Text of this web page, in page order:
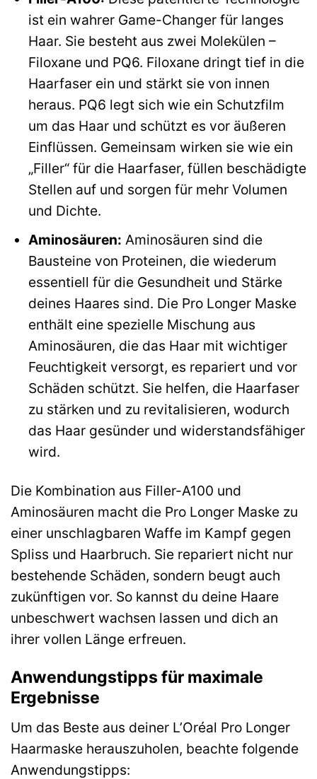
ist ein wahrer Game-Changer für langes
Haar. Sie besteht aus zwei Molekülen –
Filoxane und PQ6. Filoxane dringt tief in die
Haarfaser ein und stärkt sie von innen
heraus. PQ6 legt sich wie ein Schutzfilm
um das Haar und schützt es vor äußeren
Einflüssen. Gemeinsam wirken sie wie ein
„Filler“ für die Haarfaser, füllen beschädigte
Stellen auf und sorgen für mehr Volumen
und Dichte.
Aminosäuren: Aminosäuren sind die
Bausteine von Proteinen, die wiederum
essentiell für die Gesundheit und Stärke
deines Haares sind. Die Pro Longer Maske
enthält eine spezielle Mischung aus
Aminosäuren, die das Haar mit wichtiger
Feuchtigkeit versorgt, es repariert und vor
Schäden schützt. Sie helfen, die Haarfaser
zu stärken und zu revitalisieren, wodurch
das Haar gesünder und widerstandsfähiger
wird.
Die Kombination aus Filler-A100 und
Aminosäuren macht die Pro Longer Maske zu
einer unschlagbaren Waffe im Kampf gegen
Spliss und Haarbruch. Sie repariert nicht nur
bestehende Schäden, sondern beugt auch
zukünftigen vor. So kannst du deine Haare
unbeschwert wachsen lassen und dich an
ihrer vollen Länge erfreuen.
Anwendungstipps für maximale
Ergebnisse
Um das Beste aus deiner L’Oréal Pro Longer
Haarmaske herauszuholen, beachte folgende
Anwendungstipps: